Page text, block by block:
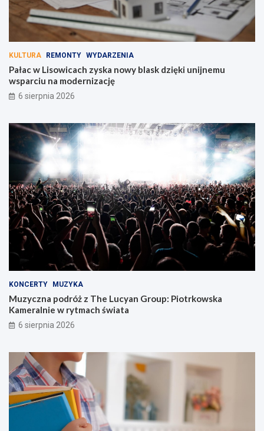
KULTURA REMONTY WYDARZENIA
Pałac w Lisowicach zyska nowy blask dzięki unijnemu
wsparciu na modernizację
6 sierpnia 2026
KONCERTY MUZYKA
Muzyczna podróż z The Lucyan Group: Piotrkowska
Kameralnie w rytmach świata
6 sierpnia 2026